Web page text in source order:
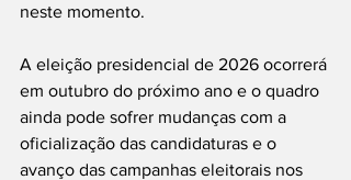
neste momento.
A eleição presidencial de 2026 ocorrerá
em outubro do próximo ano e o quadro
ainda pode sofrer mudanças com a
oficialização das candidaturas e o
avanço das campanhas eleitorais nos